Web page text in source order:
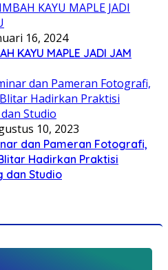
16, 2024
KAYU MAPLE JADI JAM
10, 2023
dan Pameran Fotografi,
Hadirkan Praktisi
dan Studio